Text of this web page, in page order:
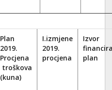
Plan
2019.
Procjena
troškova
(kuna)
I.izmjene
2019.
procjena
Izvor
plan